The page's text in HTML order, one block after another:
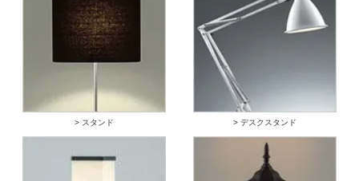
> スタンド > デスクスタンド